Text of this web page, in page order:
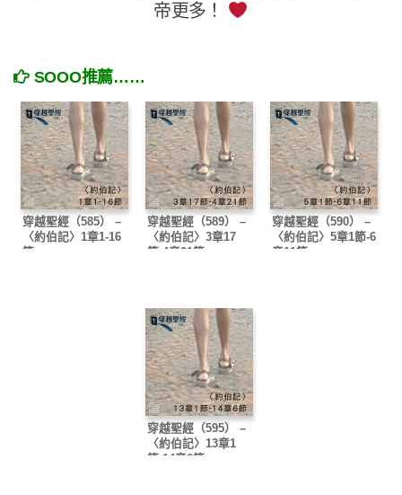
帝更多！
SOOO推薦……
穿越聖經（585） –
〈約伯記〉1章1-16
節
穿越聖經（589） –
〈約伯記〉3章17
節-4章21節
穿越聖經（590） –
〈約伯記〉5章1節-6
章11節
穿越聖經（595） –
〈約伯記〉13章1
節-14章6節